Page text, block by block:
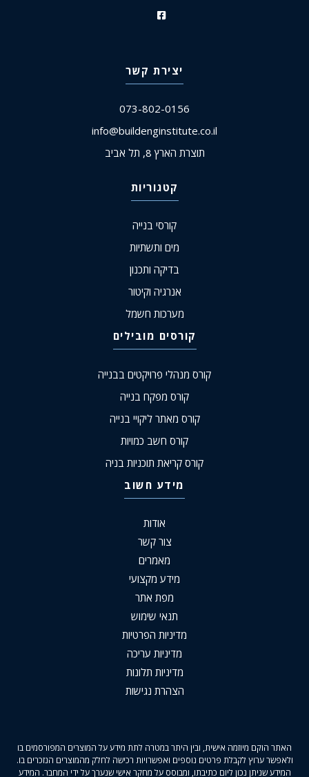
יצירת קשר
073-802-0156
info@buildenginstitute.co.il
תוצרת הארץ 8, תל אביב
קטגוריות
קורסי בנייה
מים ותשתיות
בדיקה ותכנון
אנרגיה וקיטור
מערכות חשמל
קורסים מובילים
קורס מנהלי פרויקטים בבנייה
קורס מפקח בנייה
קורס מאתר ליקויי בנייה
קורס חשב כמויות
קורס קריאת תוכניות בניה
מידע חשוב
אודות
צור קשר
מאמרים
מידע מקצועי
מפת אתר
תנאי שימוש
מדיניות הפרטיות
מדיניות עריכה
מדיניות תלונות
הצהרת נגישות
האתר הוקם מיוזמה אישית, ובין היתר במטרה לתת מידע על המוצרים המפורסמים בו
ולאפשר ערוץ לקבלת פרטים נוספים ואפשרויות רכישה לחלק מהמוצרים הנזכרים בו.
המידע שניתן נכון ליום כתיבתו, ומבוסס על מחקר אישי שנערך על ידי המחבר. המידע